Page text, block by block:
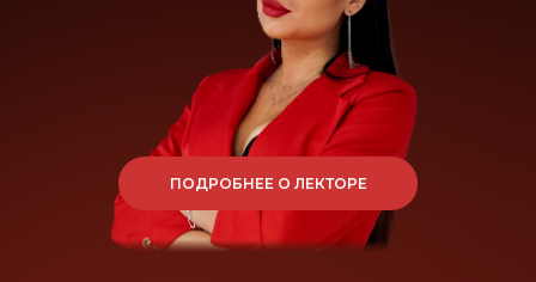
ПОДРОБНЕЕ О ЛЕКТОРЕ